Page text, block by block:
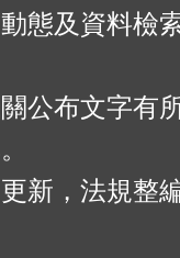
態及資料檢
公布文字有
新，法規整